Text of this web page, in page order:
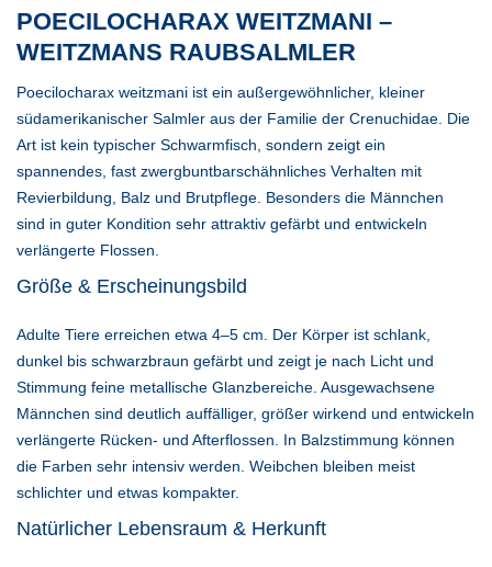
POECILOCHARAX WEITZMANI –
WEITZMANS RAUBSALMLER
Poecilocharax weitzmani ist ein außergewöhnlicher, kleiner
südamerikanischer Salmler aus der Familie der Crenuchidae. Die
Art ist kein typischer Schwarmfisch, sondern zeigt ein
spannendes, fast zwergbuntbarschähnliches Verhalten mit
Revierbildung, Balz und Brutpflege. Besonders die Männchen
sind in guter Kondition sehr attraktiv gefärbt und entwickeln
verlängerte Flossen.
Größe & Erscheinungsbild
Adulte Tiere erreichen etwa 4–5 cm. Der Körper ist schlank,
dunkel bis schwarzbraun gefärbt und zeigt je nach Licht und
Stimmung feine metallische Glanzbereiche. Ausgewachsene
Männchen sind deutlich auffälliger, größer wirkend und entwickeln
verlängerte Rücken- und Afterflossen. In Balzstimmung können
die Farben sehr intensiv werden. Weibchen bleiben meist
schlichter und etwas kompakter.
Natürlicher Lebensraum & Herkunft